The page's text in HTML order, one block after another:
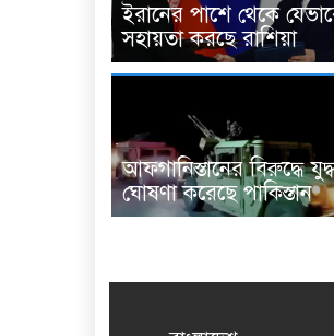
ইরানের পাশে থেকে
সহায়তা করছে রাশিয়া
আফগানিস্তানের বিরুদ্ধে
ঘোষণা করেছে পাকিস্তান